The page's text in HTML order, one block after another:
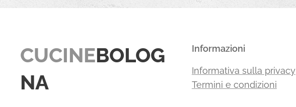
CUCINEBOLOG
NA
Informazioni
Informativa sulla privacy
Termini e condizioni